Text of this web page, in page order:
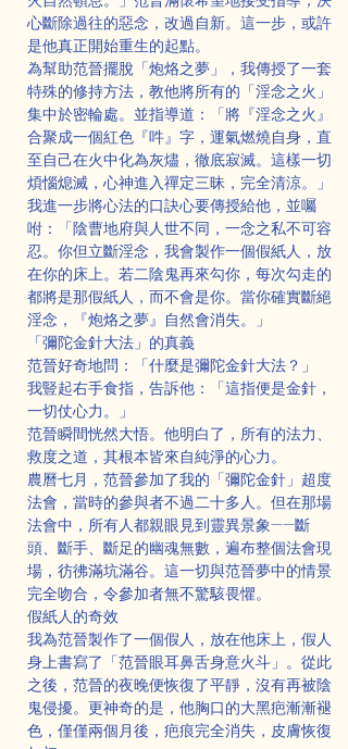
心斷除過往的惡念，改過自新。這一步，或許
是他真正開始重生的起點。
為幫助范晉擺脫「炮烙之夢」，我傳授了一套
特殊的修持方法，教他將所有的「淫念之火」
集中於密輪處。並指導道：「將『淫念之火』
合聚成一個紅色『吽』字，運氣燃燒自身，直
至自己在火中化為灰燼，徹底寂滅。這樣一切
煩惱熄滅，心神進入禪定三昧，完全清涼。」
我進一步將心法的口訣心要傳授給他，並囑
咐：「陰曹地府與人世不同，一念之私不可容
忍。你但立斷淫念，我會製作一個假紙人，放
在你的床上。若二陰鬼再來勾你，每次勾走的
都將是那假紙人，而不會是你。當你確實斷絕
淫念，『炮烙之夢』自然會消失。」
「彌陀金針大法」的真義
范晉好奇地問：「什麼是彌陀金針大法？」
我豎起右手食指，告訴他：「這指便是金針，
一切仗心力。」
范晉瞬間恍然大悟。他明白了，所有的法力、
救度之道，其根本皆來自純淨的心力。
農曆七月，范晉參加了我的「彌陀金針」超度
法會，當時的參與者不過二十多人。但在那場
法會中，所有人都親眼見到靈異景象——斷
頭、斷手、斷足的幽魂無數，遍布整個法會現
場，彷彿滿坑滿谷。這一切與范晉夢中的情景
完全吻合，令參加者無不驚駭畏懼。
假紙人的奇效
我為范晉製作了一個假人，放在他床上，假人
身上書寫了「范晉眼耳鼻舌身意火斗」。從此
之後，范晉的夜晚便恢復了平靜，沒有再被陰
鬼侵擾。更神奇的是，他胸口的大黑疤漸漸褪
色，僅僅兩個月後，疤痕完全消失，皮膚恢復